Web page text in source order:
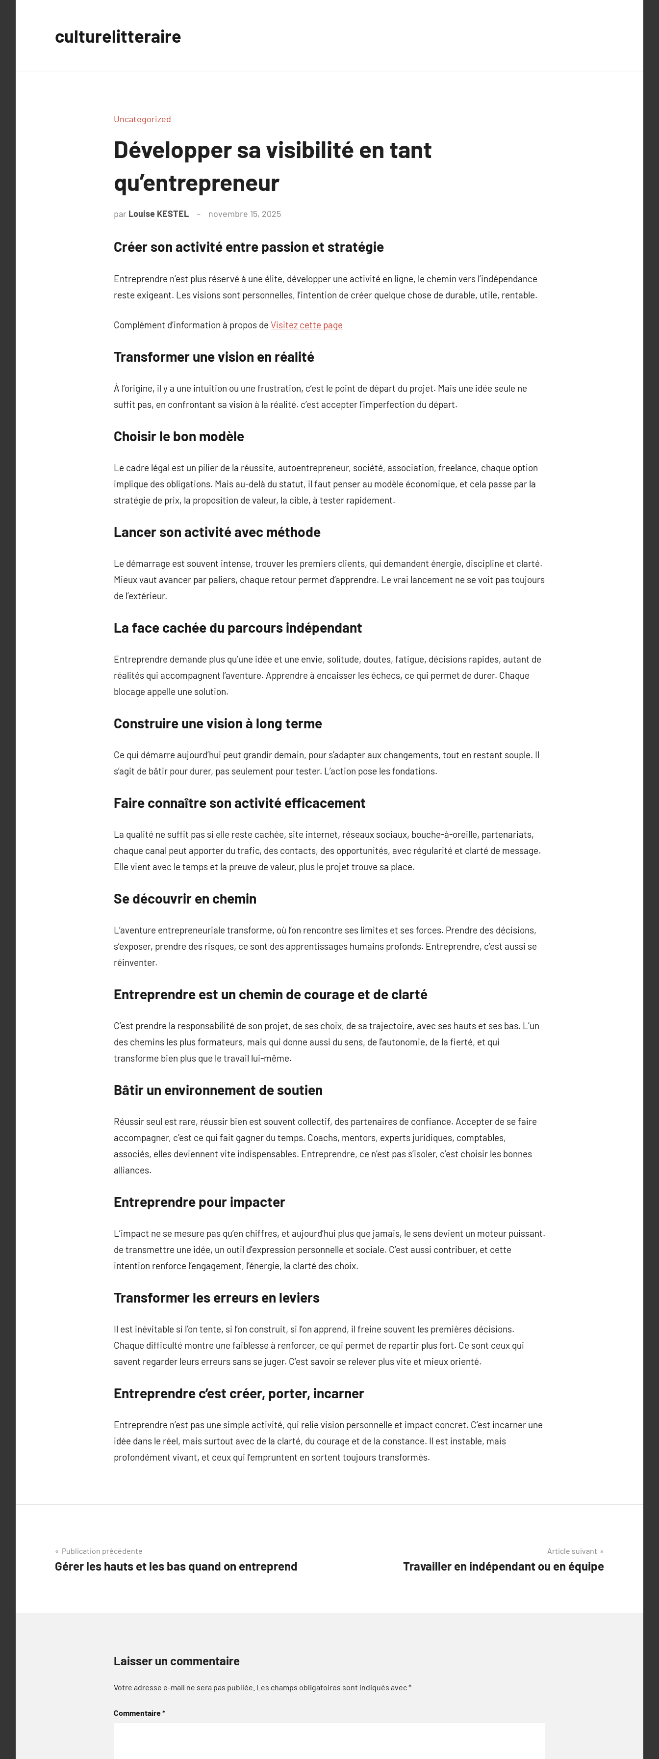
culturelitteraire
Uncategorized
Développer sa visibilité en tant
qu’entrepreneur
par Louise KESTEL novembre 15, 2025
Créer son activité entre passion et stratégie
Entreprendre n’est plus réservé à une élite, développer une activité en ligne, le chemin vers l’indépendance
reste exigeant. Les visions sont personnelles, l’intention de créer quelque chose de durable, utile, rentable.
Complément d’information à propos de Visitez cette page
Transformer une vision en réalité
À l’origine, il y a une intuition ou une frustration, c’est le point de départ du projet. Mais une idée seule ne
suffit pas, en confrontant sa vision à la réalité. c’est accepter l’imperfection du départ.
Choisir le bon modèle
Le cadre légal est un pilier de la réussite, autoentrepreneur, société, association, freelance, chaque option
implique des obligations. Mais au-delà du statut, il faut penser au modèle économique, et cela passe par la
stratégie de prix, la proposition de valeur, la cible, à tester rapidement.
Lancer son activité avec méthode
Le démarrage est souvent intense, trouver les premiers clients, qui demandent énergie, discipline et clarté.
Mieux vaut avancer par paliers, chaque retour permet d’apprendre. Le vrai lancement ne se voit pas toujours
de l’extérieur.
La face cachée du parcours indépendant
Entreprendre demande plus qu’une idée et une envie, solitude, doutes, fatigue, décisions rapides, autant de
réalités qui accompagnent l’aventure. Apprendre à encaisser les échecs, ce qui permet de durer. Chaque
blocage appelle une solution.
Construire une vision à long terme
Ce qui démarre aujourd’hui peut grandir demain, pour s’adapter aux changements, tout en restant souple. Il
s’agit de bâtir pour durer, pas seulement pour tester. L’action pose les fondations.
Faire connaître son activité efficacement
La qualité ne suffit pas si elle reste cachée, site internet, réseaux sociaux, bouche-à-oreille, partenariats,
chaque canal peut apporter du trafic, des contacts, des opportunités, avec régularité et clarté de message.
Elle vient avec le temps et la preuve de valeur, plus le projet trouve sa place.
Se découvrir en chemin
L’aventure entrepreneuriale transforme, où l’on rencontre ses limites et ses forces. Prendre des décisions,
s’exposer, prendre des risques, ce sont des apprentissages humains profonds. Entreprendre, c’est aussi se
réinventer.
Entreprendre est un chemin de courage et de clarté
C’est prendre la responsabilité de son projet, de ses choix, de sa trajectoire, avec ses hauts et ses bas. L’un
des chemins les plus formateurs, mais qui donne aussi du sens, de l’autonomie, de la fierté, et qui
transforme bien plus que le travail lui-même.
Bâtir un environnement de soutien
Réussir seul est rare, réussir bien est souvent collectif, des partenaires de confiance. Accepter de se faire
accompagner, c’est ce qui fait gagner du temps. Coachs, mentors, experts juridiques, comptables,
associés, elles deviennent vite indispensables. Entreprendre, ce n’est pas s’isoler, c’est choisir les bonnes
alliances.
Entreprendre pour impacter
L’impact ne se mesure pas qu’en chiffres, et aujourd’hui plus que jamais, le sens devient un moteur puissant.
de transmettre une idée, un outil d’expression personnelle et sociale. C’est aussi contribuer, et cette
intention renforce l’engagement, l’énergie, la clarté des choix.
Transformer les erreurs en leviers
Il est inévitable si l’on tente, si l’on construit, si l’on apprend, il freine souvent les premières décisions.
Chaque difficulté montre une faiblesse à renforcer, ce qui permet de repartir plus fort. Ce sont ceux qui
savent regarder leurs erreurs sans se juger. C’est savoir se relever plus vite et mieux orienté.
Entreprendre c’est créer, porter, incarner
Entreprendre n’est pas une simple activité, qui relie vision personnelle et impact concret. C’est incarner une
idée dans le réel, mais surtout avec de la clarté, du courage et de la constance. Il est instable, mais
profondément vivant, et ceux qui l’empruntent en sortent toujours transformés.
Navigation
de
Publication précédente
Gérer les hauts et les bas quand on entreprend
Article suivant
Travailler en indépendant ou en équipe
Laisser un commentaire
Votre adresse e-mail ne sera pas publiée. Les champs obligatoires sont indiqués avec*
Commentaire*